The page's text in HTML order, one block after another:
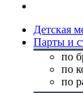
Детская
Парты и
по
по
по